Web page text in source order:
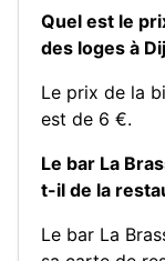
Quel est le
des loges à
Le prix de la
est de 6 €.
Le bar La
t-il de la
Le bar La